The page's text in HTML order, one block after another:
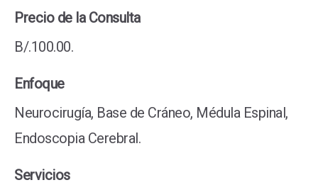
Precio de la Consulta
B/.100.00.
Enfoque
Neurocirugía, Base de Cráneo, Médula Espinal,
Endoscopia Cerebral.
Servicios